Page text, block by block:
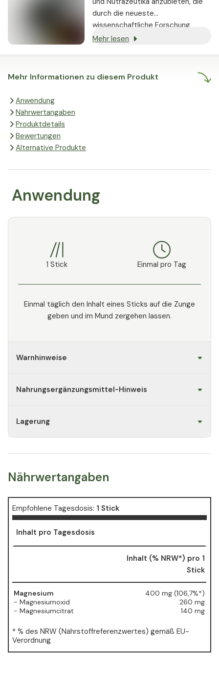
Mehr Informationen zu diesem Produkt
Anwendung
Nährwertangaben
Produktdetails
Bewertungen
Alternative Produkte
Anwendung
1 Stick Einmal pro Tag
Einmal täglich den Inhalt eines Sticks auf die Zunge
geben und im Mund zergehen lassen.
Warnhinweise
Nahrungsergänzungsmittel-Hinweis
Lagerung
Nährwertangaben
Empfohlene Tagesdosis: 1 Stick
Inhalt pro Tagesdosis
Inhalt (% NRW*) pro 1
Stick
Magnesium
- Magnesiumoxid
- Magnesiumcitrat
400 mg (106,7%*)
260 mg
140 mg
* % des NRW (Nährstoffreferenzwertes) gemäß EU-
Verordnung
durch die neueste
wissenschaftliche Forschung
gestützt werden und nachweislich
Mehr lesen